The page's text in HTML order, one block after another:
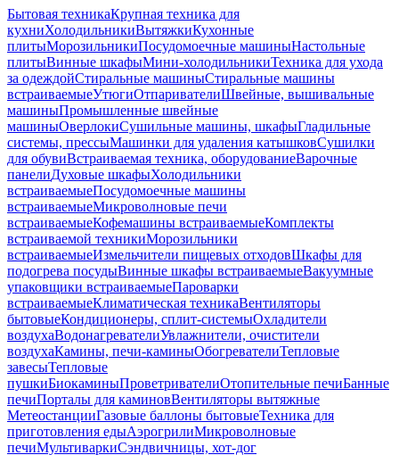
Бытовая техникаКрупная техника для
кухниХолодильникиВытяжкиКухонные
плитыМорозильникиПосудомоечные машиныНастольные
плитыВинные шкафыМини-холодильникиТехника для ухода
за одеждойСтиральные машиныСтиральные машины
встраиваемыеУтюгиОтпаривателиШвейные, вышивальные
машиныПромышленные швейные
машиныОверлокиСушильные машины, шкафыГладильные
системы, прессыМашинки для удаления катышковСушилки
для обувиВстраиваемая техника, оборудованиеВарочные
панелиДуховые шкафыХолодильники
встраиваемыеПосудомоечные машины
встраиваемыеМикроволновые печи
встраиваемыеКофемашины встраиваемыеКомплекты
встраиваемой техникиМорозильники
встраиваемыеИзмельчители пищевых отходовШкафы для
подогрева посудыВинные шкафы встраиваемыеВакуумные
упаковщики встраиваемыеПароварки
встраиваемыеКлиматическая техникаВентиляторы
бытовыеКондиционеры, сплит-системыОхладители
воздухаВодонагревателиУвлажнители, очистители
воздухаКамины, печи-каминыОбогревателиТепловые
завесыТепловые
пушкиБиокаминыПроветривателиОтопительные печиБанные
печиПорталы для каминовВентиляторы вытяжные
МетеостанцииГазовые баллоны бытовыеТехника для
приготовления едыАэрогрилиМикроволновые
печиМультиваркиСэндвичницы, хот-дог